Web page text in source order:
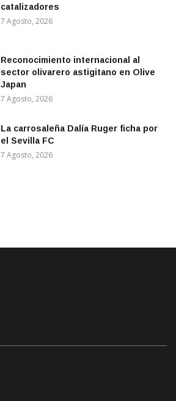
catalizadores
7 Agosto, 2026
Reconocimiento internacional al
sector olivarero astigitano en Olive
Japan
7 Agosto, 2026
La carrosaleña Dalía Ruger ficha por
el Sevilla FC
7 Agosto, 2026